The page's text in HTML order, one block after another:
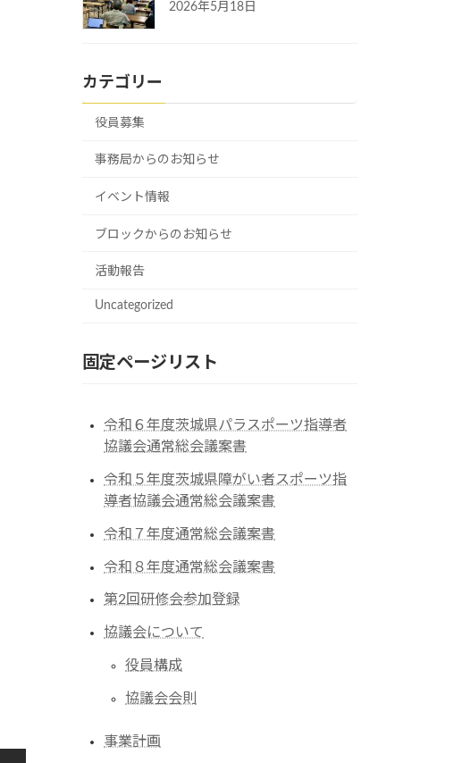
2026年5月18日
カテゴリー
役員募集
事務局からのお知らせ
イベント情報
ブロックからのお知らせ
活動報告
Uncategorized
固定ページリスト
令和６年度茨城県パラスポーツ指導者
協議会通常総会議案書
令和５年度茨城県障がい者スポーツ指
導者協議会通常総会議案書
令和７年度通常総会議案書
令和８年度通常総会議案書
第2回研修会参加登録
協議会について
役員構成
協議会会則
事業計画